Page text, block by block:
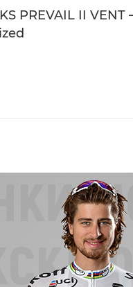
PREVAIL II